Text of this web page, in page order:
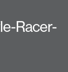
Racer-